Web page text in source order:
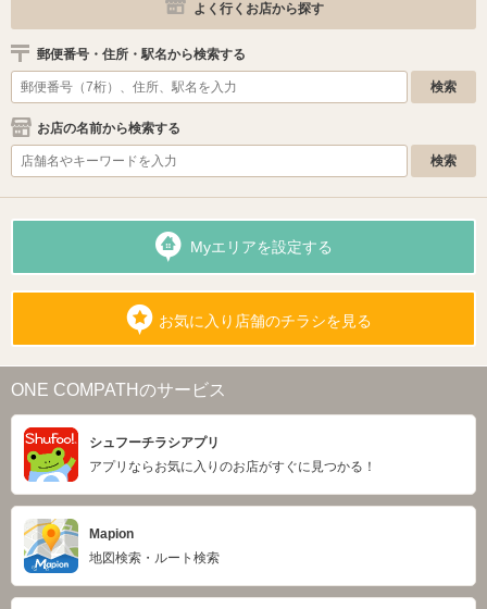
よく行くお店から探す
郵便番号・住所・駅名から検索する
お店の名前から検索する
Myエリアを設定する
お気に入り店舗のチラシを見る
ONE COMPATHのサービス
シュフーチラシアプリ
アプリならお気に入りのお店がすぐに見つかる！
Mapion
地図検索・ルート検索